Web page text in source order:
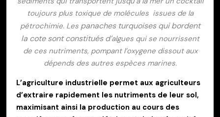
toujours plus toxique de molécules issues de la
pétrochimie. Les panaches turquoises qui bordent
la cote sont constitués d’algues qui se nourrissent
de ces nutriments, pompant l’oxygene dissout aux
dépends des autres espèces marines.
L’agriculture industrielle permet aux agriculteurs
d’extraire rapidement les nutriments de leur sol,
maximisant ainsi la production au cours des